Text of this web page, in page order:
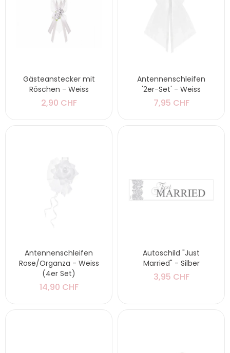
Gästeanstecker mit
Röschen - Weiss
2,90 CHF
Antennenschleifen
'2er-Set' - Weiss
7,95 CHF
Antennenschleifen
Rose/Organza - Weiss
(4er Set)
14,90 CHF
Autoschild "Just
Married" - Silber
3,95 CHF